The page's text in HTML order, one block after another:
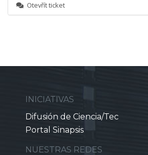
Otevřít ticket
INICIATIVAS
Difusión de Ciencia/Tec
Portal Sinapsis
NUESTRAS REDES